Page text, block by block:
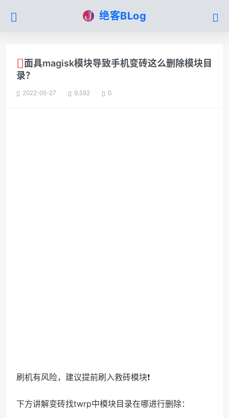
绝客BLog
面具magisk模块导致手机变砖这么删除模块目
录？
2022-05-27 9,592 0
刷机有风险，建议提前刷入救砖模块❗
下方讲解变砖找twrp中模块目录在哪进行删除：